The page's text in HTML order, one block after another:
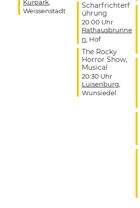
Kurpark
Weissenstadt
Scharfrichterf
ührung
20:00 Uhr
Rathausbrunne
n , Hof
The Rocky
Horror Show,
Musical
20:30 Uhr
Luisenburg
Wunsiedel